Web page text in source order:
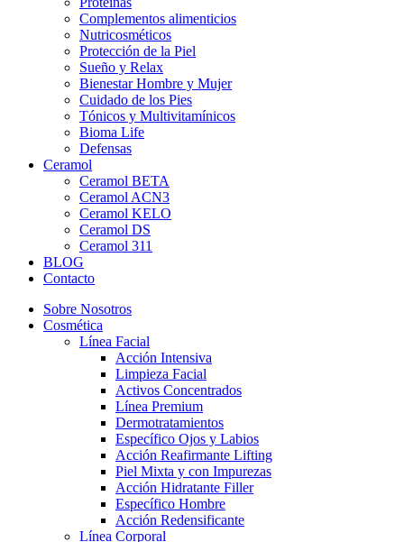
Complementos alimenticios
Nutricosméticos
Protección de la Piel
Sueño y Relax
Bienestar Hombre y Mujer
Cuidado de los Pies
Tónicos y Multivitamínicos
Bioma Life
Defensas
Ceramol
Ceramol BETA
Ceramol ACN3
Ceramol KELO
Ceramol DS
Ceramol 311
BLOG
Contacto
Sobre Nosotros
Cosmética
Línea Facial
Acción Intensiva
Limpieza Facial
Activos Concentrados
Línea Premium
Dermotratamientos
Específico Ojos y Labios
Acción Reafirmante Lifting
Piel Mixta y con Impurezas
Acción Hidratante Filler
Específico Hombre
Acción Redensificante
Línea Corporal